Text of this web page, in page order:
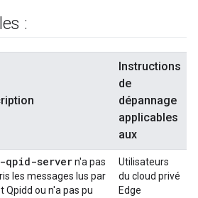
:
Instructions
de
dépannage
applicables
aux
qpid-servern'a pas
les messages lus par
Qpidd ou n'a pas pu
Utilisateurs
du cloud privé
Edge